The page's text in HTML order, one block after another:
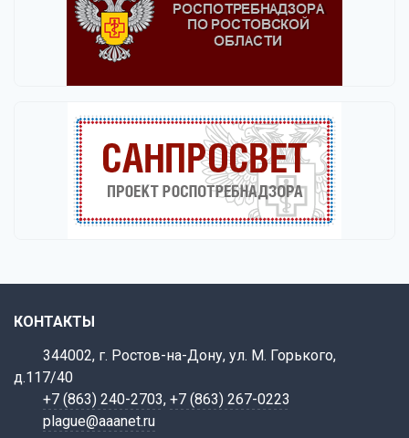
КОНТАКТЫ
344002, г. Ростов-на-Дону, ул. М. Горького,
д.117/40
+7 (863) 240-2703, +7 (863) 267-0223
plague@aaanet.ru